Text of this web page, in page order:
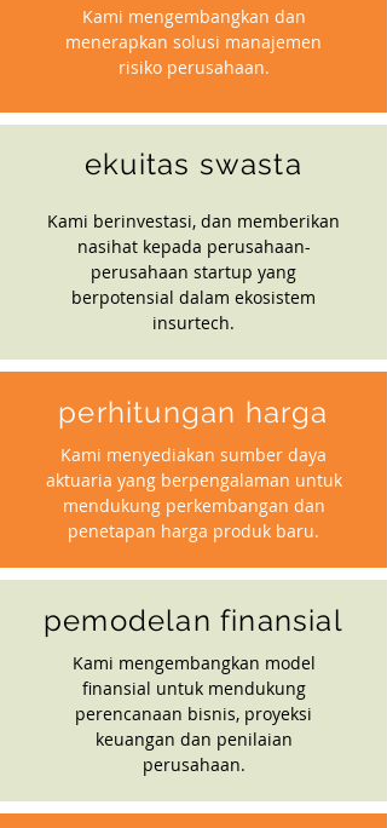
Kami mengembangkan dan
menerapkan solusi manajemen
risiko perusahaan.
ekuitas swasta
Kami berinvestasi, dan memberikan
nasihat kepada perusahaan-
perusahaan startup yang
berpotensial dalam ekosistem
insurtech.
perhitungan harga
Kami menyediakan sumber daya
aktuaria yang berpengalaman untuk
mendukung perkembangan dan
penetapan harga produk baru.
pemodelan finansial
Kami mengembangkan model
finansial untuk mendukung
perencanaan bisnis, proyeksi
keuangan dan penilaian
perusahaan.